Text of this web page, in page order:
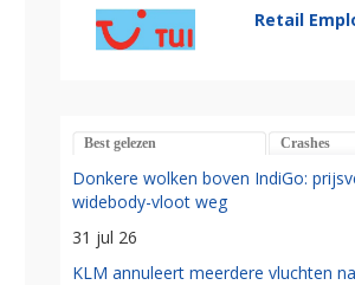
Retail
Best gelezen Crashes
Donkere wolken boven IndiGo:
widebody-vloot weg
31 jul 26
KLM annuleert meerdere vluchten